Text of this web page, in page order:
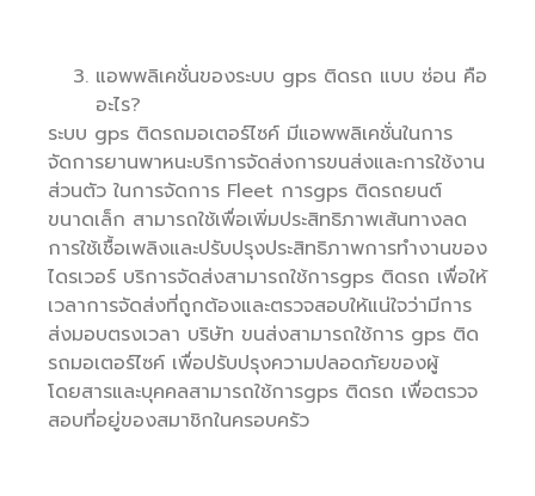
แอพพลิเคชั่นของระบบ gps ติดรถ แบบ ซ่อน คือ
อะไร?
ระบบ gps ติดรถมอเตอร์ไซค์ มีแอพพลิเคชั่นในการ
จัดการยานพาหนะบริการจัดส่งการขนส่งและการใช้งาน
ส่วนตัว ในการจัดการ Fleet การgps ติดรถยนต์
ขนาดเล็ก สามารถใช้เพื่อเพิ่มประสิทธิภาพเส้นทางลด
การใช้เชื้อเพลิงและปรับปรุงประสิทธิภาพการทำงานของ
ไดรเวอร์ บริการจัดส่งสามารถใช้การgps ติดรถ เพื่อให้
เวลาการจัดส่งที่ถูกต้องและตรวจสอบให้แน่ใจว่ามีการ
ส่งมอบตรงเวลา บริษัท ขนส่งสามารถใช้การ gps ติด
รถมอเตอร์ไซค์ เพื่อปรับปรุงความปลอดภัยของผู้
โดยสารและบุคคลสามารถใช้การgps ติดรถ เพื่อตรวจ
สอบที่อยู่ของสมาชิกในครอบครัว